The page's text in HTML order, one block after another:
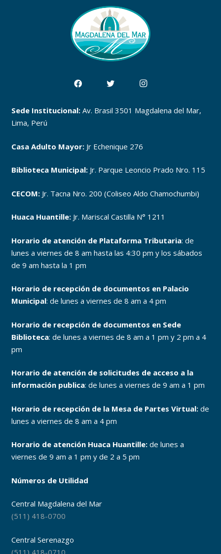
Sede Institucional:Av. Brasil 3501 Magdalena del Mar,
Lima, Perú
Casa Adulto Mayor:Jr Echenique 276
Biblioteca Municipal:Jr. Parque Leoncio Prado Nro. 115
CECOM:Jr. Tacna Nro. 200 (Coliseo Aldo Chamochumbi)
Huaca Huantille: Jr. Mariscal Castilla N° 1211
Horario de atención de Plataforma Tributaria: de
lunes a viernes de 8 am hasta las 4:30 pm y los sábados
de 9 am hasta la 1 pm
Horario de recepción de documentos en Palacio
Municipal: de lunes a viernes de 8 am a 4 pm
Horario de recepción de documentos en Sede
Biblioteca: de lunes a viernes de 8 am a 1 pm y 2 pm a 4
pm
Horario de atención de solicitudes de acceso a la
información publica: de lunes a viernes de 9 am a 1 pm
Horario de recepción de la Mesa de Partes Virtual:de
lunes a viernes de 8 am a 4 pm
Horario de atención Huaca Huantille:de lunes a
viernes de 9 am a 1 pm y de 2 a 5 pm
Números de Utilidad
Central Magdalena del Mar
(511) 418-0700
Central Serenazgo
(511) 418-0710